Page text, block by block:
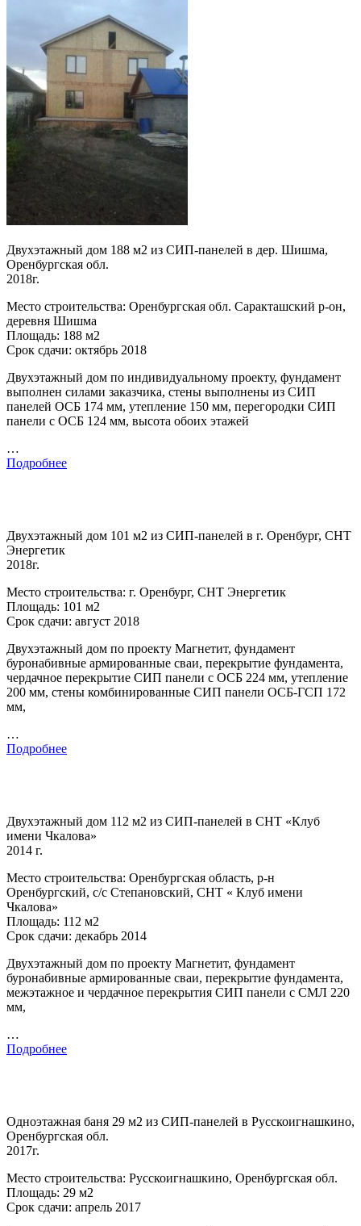
Двухэтажный дом 188 м2 из СИП-панелей в дер. Шишма,
Оренбургская обл.
2018г.
Место строительства: Оренбургская обл. Саракташский р-он,
деревня Шишма
Площадь: 188 м2
Срок сдачи: октябрь 2018
Двухэтажный дом по индивидуальному проекту, фундамент
выполнен силами заказчика, стены выполнены из СИП
панелей ОСБ 174 мм, утепление 150 мм, перегородки СИП
панели с ОСБ 124 мм, высота обоих этажей
…
Подробнее
Двухэтажный дом 101 м2 из СИП-панелей в г. Оренбург, СНТ
Энергетик
2018г.
Место строительства: г. Оренбург, СНТ Энергетик
Площадь: 101 м2
Срок сдачи: август 2018
Двухэтажный дом по проекту Магнетит, фундамент
буронабивные армированные сваи, перекрытие фундамента,
чердачное перекрытие СИП панели с ОСБ 224 мм, утепление
200 мм, стены комбинированные СИП панели ОСБ-ГСП 172
мм,
…
Подробнее
Двухэтажный дом 112 м2 из СИП-панелей в СНТ «Клуб
имени Чкалова»
2014 г.
Место строительства: Оренбургская область, р-н
Оренбургский, с/с Степановский, СНТ « Клуб имени
Чкалова»
Площадь: 112 м2
Срок сдачи: декабрь 2014
Двухэтажный дом по проекту Магнетит, фундамент
буронабивные армированные сваи, перекрытие фундамента,
межэтажное и чердачное перекрытия СИП панели с СМЛ 220
мм,
…
Подробнее
Одноэтажная баня 29 м2 из СИП-панелей в Русскоигнашкино,
Оренбургская обл.
2017г.
Место строительства: Русскоигнашкино, Оренбургская обл.
Площадь: 29 м2
Срок сдачи: апрель 2017